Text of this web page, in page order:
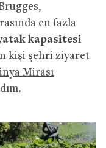
en fazla
kapasitesi
kişi şehri ziyaret
Mirası